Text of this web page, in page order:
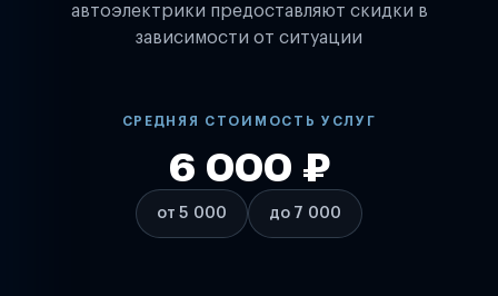
автоэлектрики предоставляют скидки в
зависимости от ситуации
СРЕДНЯЯ СТОИМОСТЬ УСЛУГ
от 5 000
6 000 ₽
до 7 000